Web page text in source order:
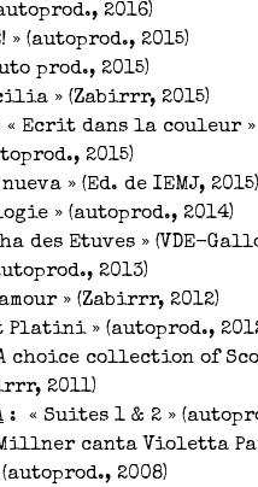
2016)
» (autoprod., 2015)
prod., 2015)
» (Zabirrr, 2015)
« Ecrit dans la couleur »
2015)
» (Ed. de IEMJ, 2015)
» (autoprod., 2014)
des Etuves » (VDE-
2013)
» (Zabirrr, 2012)
Platini » (autoprod.,
choice collection of
2011)
: « Suites 1 & 2 »
canta Violetta
2008)